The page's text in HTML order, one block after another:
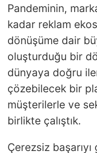
Pandeminin,
kadar reklam
dönüşüme dair
oluşturduğu bir
dünyaya doğru
çözebilecek bir
müşterilerle ve
birlikte çalıştık.
Çerezsiz